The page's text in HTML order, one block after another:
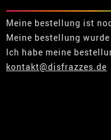
Meine bestellung ist
Meine bestellung
Ich habe meine
kontakt@disfrazzes.de